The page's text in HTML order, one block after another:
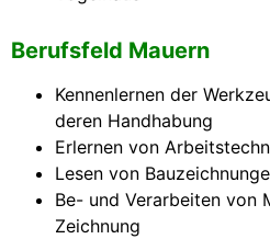
Berufsfeld Mauern
Kennenlernen der
deren Handhabung
Erlernen von
Lesen von
Be- und Verarbeiten von
Zeichnung